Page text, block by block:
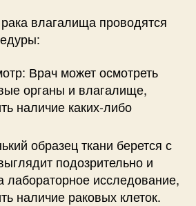
влагалища проводятся
Врач может осмотреть
органы и влагалище,
наличие каких-либо
образец ткани берется с
подозрительно и
лабораторное исследование,
наличие раковых клеток.